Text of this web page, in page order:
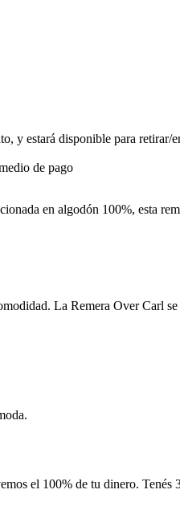
y estará disponible para retirar/
en algodón 100%, esta
La Remera Over Carl
el 100% de tu dinero.